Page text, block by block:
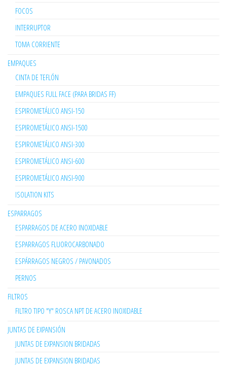
FOCOS
INTERRUPTOR
TOMA CORRIENTE
EMPAQUES
CINTA DE TEFLÓN
EMPAQUES FULL FACE (PARA BRIDAS FF)
ESPIROMETÁLICO ANSI-150
ESPIROMETÁLICO ANSI-1500
ESPIROMETÁLICO ANSI-300
ESPIROMETÁLICO ANSI-600
ESPIROMETÁLICO ANSI-900
ISOLATION KITS
ESPARRAGOS
ESPARRAGOS DE ACERO INOXIDABLE
ESPARRAGOS FLUOROCARBONADO
ESPÁRRAGOS NEGROS / PAVONADOS
PERNOS
FILTROS
FILTRO TIPO "Y" ROSCA NPT DE ACERO INOXIDABLE
JUNTAS DE EXPANSIÓN
JUNTAS DE EXPANSION BRIDADAS
JUNTAS DE EXPANSION BRIDADAS